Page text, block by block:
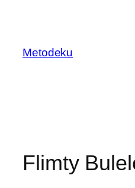
Metodeku
Flimty